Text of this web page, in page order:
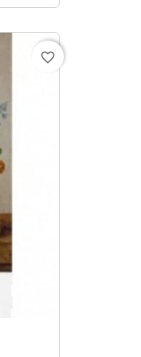
favorite_border